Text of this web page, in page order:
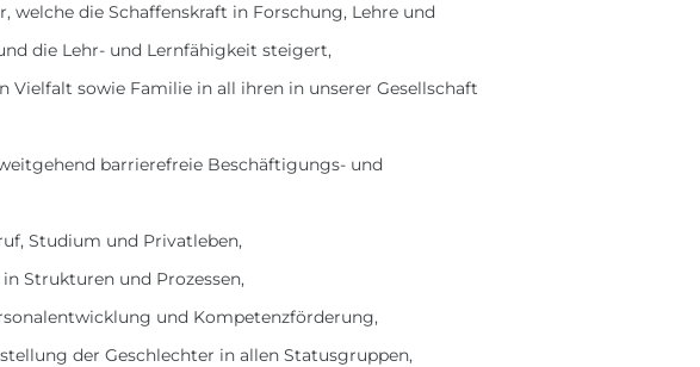
die Schaffenskraft in Forschung, Lehre und
die Lehr- und Lernfähigkeit steigert,
sowie Familie in all ihren in unserer Gesellschaft
barrierefreie Beschäftigungs- und
Studium und Privatleben,
Strukturen und Prozessen,
und Kompetenzförderung,
der Geschlechter in allen Statusgruppen,